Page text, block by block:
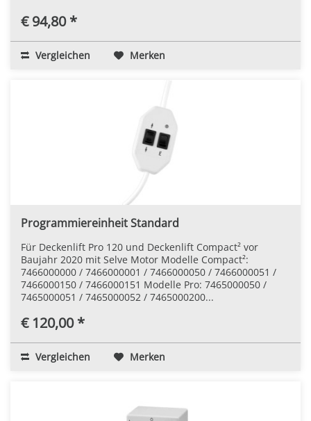
€ 94,80 *
Vergleichen Merken
Programmiereinheit Standard
Für Deckenlift Pro 120 und Deckenlift Compact² vor
Baujahr 2020 mit Selve Motor Modelle Compact²:
7466000000 / 7466000001 / 7466000050 / 7466000051 /
7466000150 / 7466000151 Modelle Pro: 7465000050 /
7465000051 / 7465000052 / 7465000200...
€ 120,00 *
Vergleichen Merken